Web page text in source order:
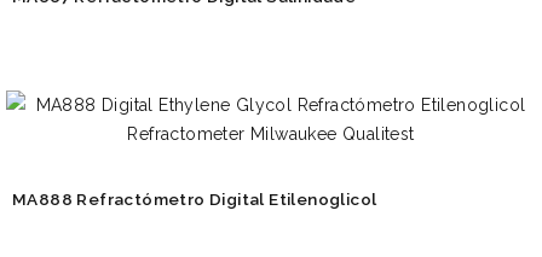
MA888 Refractómetro Digital Etilenoglicol